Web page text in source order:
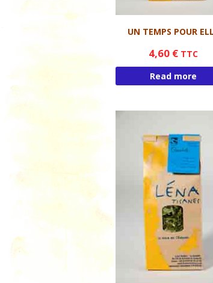
UN TEMPS POUR
4,60 € TTC
Read more